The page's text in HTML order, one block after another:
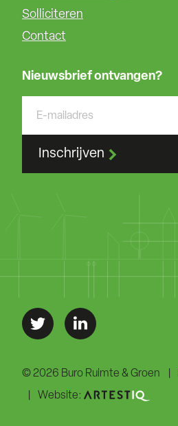
Solliciteren
Contact
Nieuwsbrief ontvangen?
Inschrijven
© 2026 Buro Ruimte & Groen
Website: